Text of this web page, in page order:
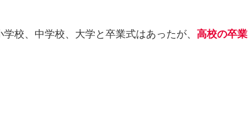
。
校、大学と卒業式はあったが、 高校の卒業